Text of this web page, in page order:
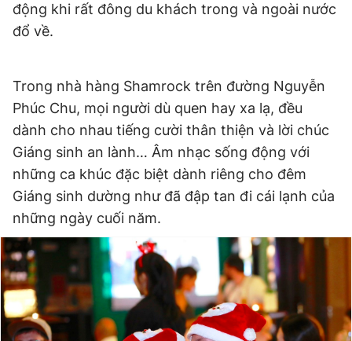
động khi rất đông du khách trong và ngoài nước
đổ về.
Trong nhà hàng Shamrock trên đường Nguyễn
Phúc Chu, mọi người dù quen hay xa lạ, đều
dành cho nhau tiếng cười thân thiện và lời chúc
Giáng sinh an lành… Âm nhạc sống động với
những ca khúc đặc biệt dành riêng cho đêm
Giáng sinh dường như đã đập tan đi cái lạnh của
những ngày cuối năm.